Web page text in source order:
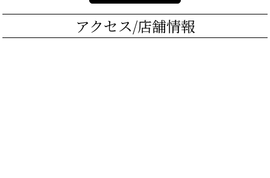
アクセス/店舗情報